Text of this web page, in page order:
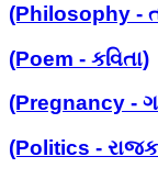
(Philosophy -
(Poem - કવિતા)
(Pregnancy -
(Politics -